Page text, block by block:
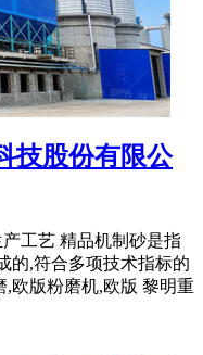
技股份有限公
工艺 精品机制砂是指
的,符合多项技术指标的
,欧版粉磨机,欧版 黎明重